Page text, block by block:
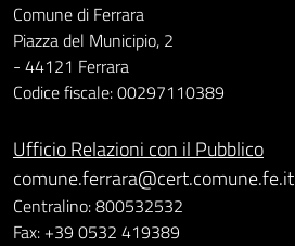
Comune di Ferrara
Piazza del Municipio, 2
- 44121 Ferrara
Codice fiscale: 00297110389
Ufficio Relazioni con il Pubblico
comune.ferrara@cert.comune.fe.it
Centralino: 800532532
Fax: +39 0532 419389